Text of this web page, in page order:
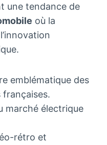
une tendance de
où la
emblématique des
françaises.
marché électrique
rétro et